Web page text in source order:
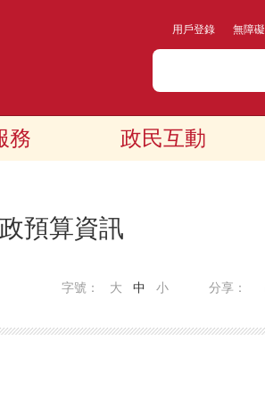
用戶登錄 無障礙
務 政民互動
預算資訊
分享：
字號： 大 中 小